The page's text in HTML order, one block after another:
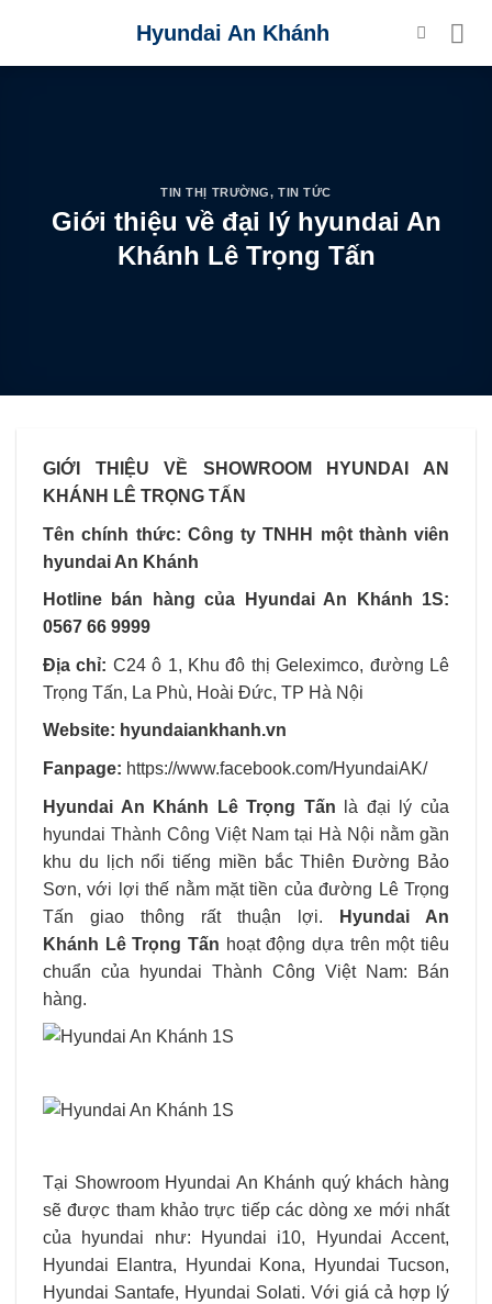
content
Hyundai An Khánh
TIN THỊ TRƯỜNG,TIN TỨC
Giới thiệu về đại lý hyundai An
Khánh Lê Trọng Tấn
GIỚI THIỆU VỀ SHOWROOM HYUNDAI AN
KHÁNH LÊ TRỌNG TẤN
Tên chính thức: Công ty TNHH một thành viên
hyundai An Khánh
Hotline bán hàng của Hyundai An Khánh 1S:
0567 66 9999
Địa chỉ: C24 ô 1, Khu đô thị Geleximco, đường Lê
Trọng Tấn, La Phù, Hoài Đức, TP Hà Nội
Website: hyundaiankhanh.vn
Fanpage: https://www.facebook.com/HyundaiAK/
Hyundai An Khánh Lê Trọng Tấn là đại lý của
hyundai Thành Công Việt Nam tại Hà Nội nằm gần
khu du lịch nổi tiếng miền bắc Thiên Đường Bảo
Sơn, với lợi thế nằm mặt tiền của đường Lê Trọng
Tấn giao thông rất thuận lợi.
Hyundai An
Khánh Lê Trọng Tấn hoạt động dựa trên một tiêu
chuẩn của hyundai Thành Công Việt Nam: Bán
hàng.
Tại Showroom Hyundai An Khánh quý khách hàng
sẽ được tham khảo trực tiếp các dòng xe mới nhất
của hyundai như: Hyundai i10, Hyundai Accent,
Hyundai Elantra, Hyundai Kona, Hyundai Tucson,
Hyundai Santafe, Hyundai Solati. Với giá cả hợp lý